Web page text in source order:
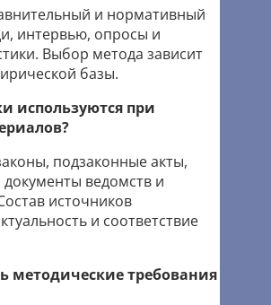
и нормативный
интервью, опросы и
Выбор метода зависит
базы.
используются при
подзаконные акты,
ведомств и
источников
и соответствие
методические требования